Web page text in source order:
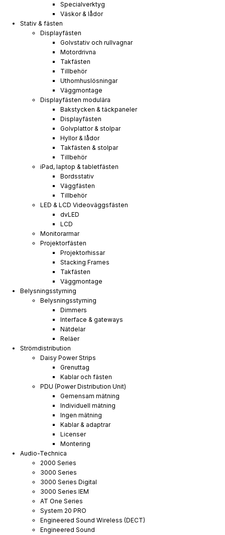
Specialverktyg
Väskor & lådor
Stativ & fästen
Displayfästen
Golvstativ och rullvagnar
Motordrivna
Takfästen
Tillbehör
Uthomhuslösningar
Väggmontage
Displayfästen modulära
Bakstycken & täckpaneler
Displayfästen
Golvplattor & stolpar
Hyllor & lådor
Takfästen & stolpar
Tillbehör
iPad, laptop & tabletfästen
Bordsstativ
Väggfästen
Tillbehör
LED & LCD Videoväggsfästen
dvLED
LCD
Monitorarmar
Projektorfästen
Projektorhissar
Stacking Frames
Takfästen
Väggmontage
Belysningsstyrning
Belysningsstyrning
Dimmers
Interface & gateways
Nätdelar
Reläer
Strömdistribution
Daisy Power Strips
Grenuttag
Kablar och fästen
PDU (Power Distribution Unit)
Gemensam mätning
Individuell mätning
Ingen mätning
Kablar & adaptrar
Licenser
Montering
Audio-Technica
2000 Series
3000 Series
3000 Series Digital
3000 Series IEM
AT One Series
System 20 PRO
Engineered Sound Wireless (DECT)
Engineered Sound